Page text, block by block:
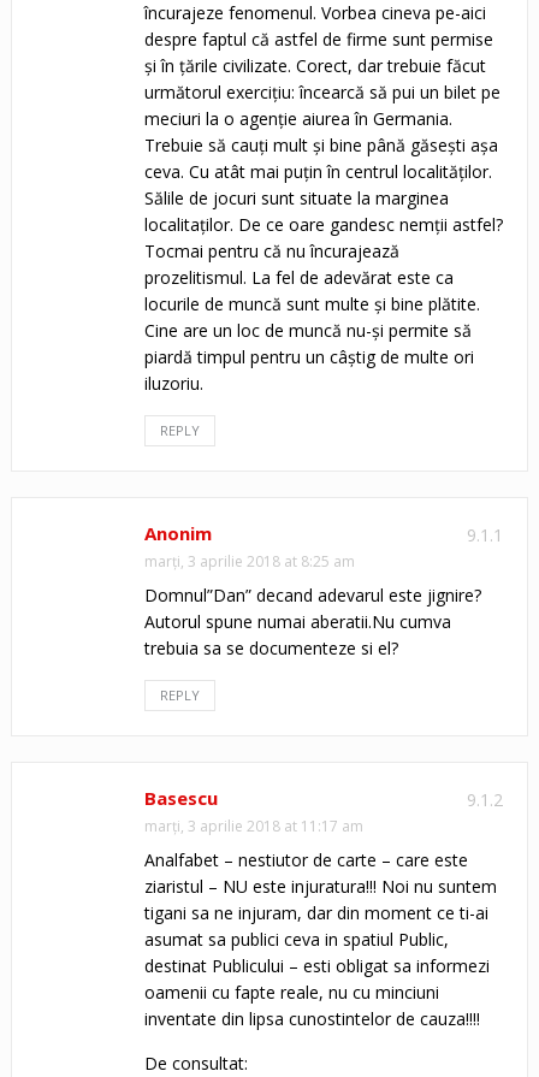
încurajeze fenomenul. Vorbea cineva pe-aici
despre faptul că astfel de firme sunt permise
și în țările civilizate. Corect, dar trebuie făcut
următorul exercițiu: încearcă să pui un bilet pe
meciuri la o agenție aiurea în Germania.
Trebuie să cauți mult și bine până găsești așa
ceva. Cu atât mai puțin în centrul localităților.
Sălile de jocuri sunt situate la marginea
localitaților. De ce oare gandesc nemții astfel?
Tocmai pentru că nu încurajează
prozelitismul. La fel de adevărat este ca
locurile de muncă sunt multe și bine plătite.
Cine are un loc de muncă nu-și permite să
piardă timpul pentru un câștig de multe ori
iluzoriu.
REPLY
9.1.1
Anonim
marți, 3 aprilie 2018 at 8:25 am
Domnul”Dan” decand adevarul este jignire?
Autorul spune numai aberatii.Nu cumva
trebuia sa se documenteze si el?
REPLY
9.1.2
Basescu
marți, 3 aprilie 2018 at 11:17 am
Analfabet – nestiutor de carte – care este
ziaristul – NU este injuratura!!! Noi nu suntem
tigani sa ne injuram, dar din moment ce ti-ai
asumat sa publici ceva in spatiul Public,
destinat Publicului – esti obligat sa informezi
oamenii cu fapte reale, nu cu minciuni
inventate din lipsa cunostintelor de cauza!!!!
De consultat: